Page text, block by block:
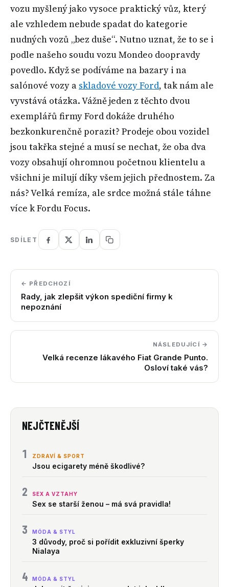
vozu myšlený jako vysoce praktický vůz, který
ale vzhledem nebude spadat do kategorie
nudných vozů „bez duše“. Nutno uznat, že to se i
podle našeho soudu vozu Mondeo doopravdy
povedlo. Když se podíváme na bazary i na
salónové vozy a skladové vozy Ford, tak nám ale
vyvstává otázka. Vážně jeden z těchto dvou
exemplářů firmy Ford dokáže druhého
bezkonkurenčně porazit? Prodeje obou vozidel
jsou takřka stejné a musí se nechat, že oba dva
vozy obsahují ohromnou početnou klientelu a
všichni je milují díky všem jejich přednostem. Za
nás? Velká remíza, ale srdce možná stále táhne
více k Fordu Focus.
SDÍLET
← PŘEDCHOZÍ
Rady, jak zlepšit výkon spediční firmy k
nepoznání
NÁSLEDUJÍCÍ →
Velká recenze lákavého Fiat Grande Punto.
Osloví také vás?
NEJČTENĚJŠÍ
1 ZDRAVÍ & SPORT
Jsou ecigarety méně škodlivé?
2 SEX A VZTAHY
Sex se starší ženou – má svá pravidla!
3 MÓDA & STYL
3 důvody, proč si pořídit exkluzivní šperky
Nialaya
4 MÓDA & STYL